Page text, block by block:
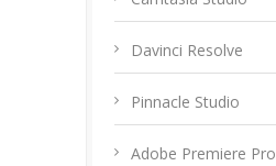
Davinci Resolve
Pinnacle Studio
Adobe Premiere Pro